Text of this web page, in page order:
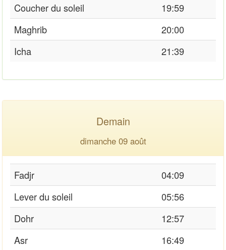
Coucher du soleil
19:59
Maghrib
20:00
Icha
21:39
Demain
dimanche 09 août
Fadjr
04:09
Lever du soleil
05:56
Dohr
12:57
Asr
16:49